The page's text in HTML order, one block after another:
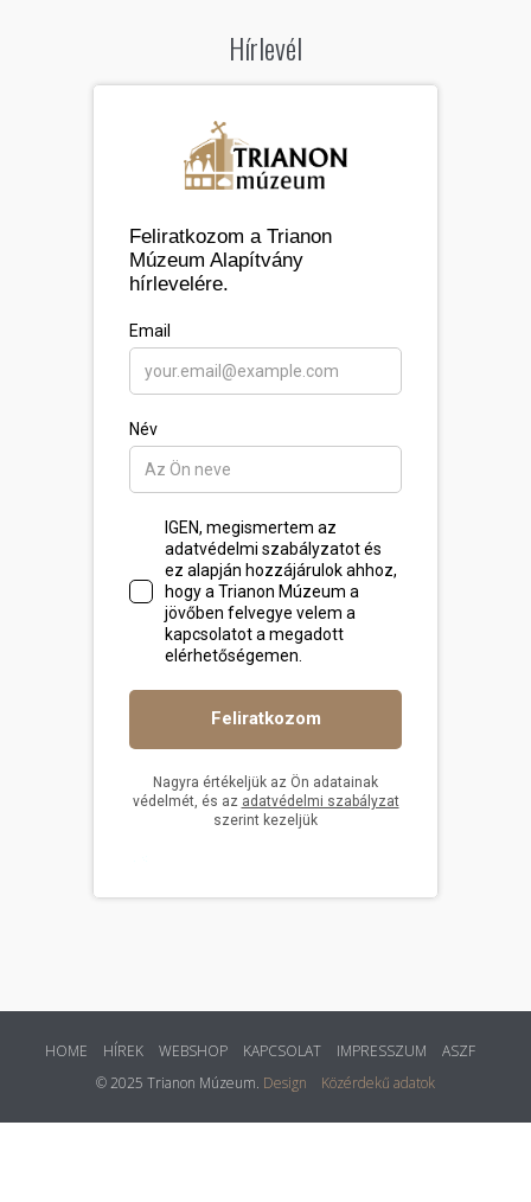
Hírlevél
HOME HÍREK WEBSHOP KAPCSOLAT IMPRESSZUM
ASZF
© 2025 Trianon Múzeum. Design Közérdekű adatok